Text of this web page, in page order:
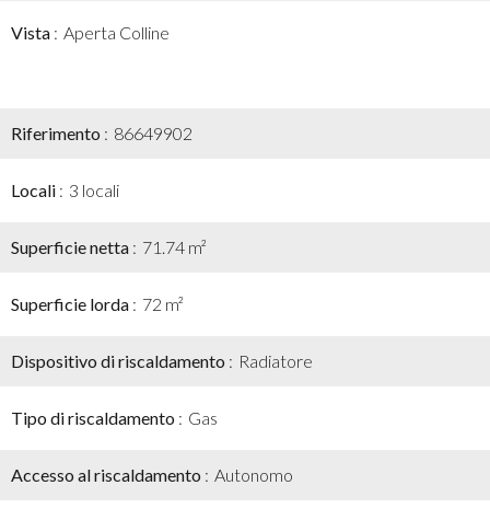
Vista Aperta Colline
Riferimento 86649902
Locali 3 locali
Superficie netta 71.74 m²
Superficie lorda 72 m²
Dispositivo di riscaldamento Radiatore
Tipo di riscaldamento Gas
Accesso al riscaldamento Autonomo